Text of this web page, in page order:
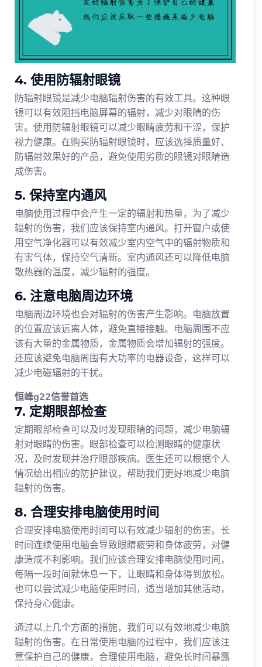
4. 使用防辐射眼镜
防辐射眼镜是减少电脑辐射伤害的有效工具。这种眼
镜可以有效阻挡电脑屏幕的辐射，减少对眼睛的伤
害。使用防辐射眼镜可以减少眼睛疲劳和干涩，保护
视力健康。在购买防辐射眼镜时，应该选择质量好、
防辐射效果好的产品，避免使用劣质的眼镜对眼睛造
成伤害。
5. 保持室内通风
电脑使用过程中会产生一定的辐射和热量，为了减少
辐射的伤害，我们应该保持室内通风。打开窗户或使
用空气净化器可以有效减少室内空气中的辐射物质和
有害气体，保持空气清新。室内通风还可以降低电脑
散热器的温度，减少辐射的强度。
6. 注意电脑周边环境
电脑周边环境也会对辐射的伤害产生影响。电脑放置
的位置应该远离人体，避免直接接触。电脑周围不应
该有大量的金属物质，金属物质会增加辐射的强度。
还应该避免电脑周围有大功率的电器设备，这样可以
减少电磁辐射的干扰。
恒峰g22信誉首选
7. 定期眼部检查
定期眼部检查可以及时发现眼睛的问题，减少电脑辐
射对眼睛的伤害。眼部检查可以检测眼睛的健康状
况，及时发现并治疗眼部疾病。医生还可以根据个人
情况给出相应的防护建议，帮助我们更好地减少电脑
辐射的伤害。
8. 合理安排电脑使用时间
合理安排电脑使用时间可以有效减少辐射的伤害。长
时间连续使用电脑会导致眼睛疲劳和身体疲劳，对健
康造成不利影响。我们应该合理安排电脑使用时间，
每隔一段时间就休息一下，让眼睛和身体得到放松。
也可以尝试减少电脑使用时间，适当增加其他活动，
保持身心健康。
通过以上几个方面的措施，我们可以有效地减少电脑
辐射的伤害。在日常使用电脑的过程中，我们应该注
意保护自己的健康，合理使用电脑，避免长时间暴露